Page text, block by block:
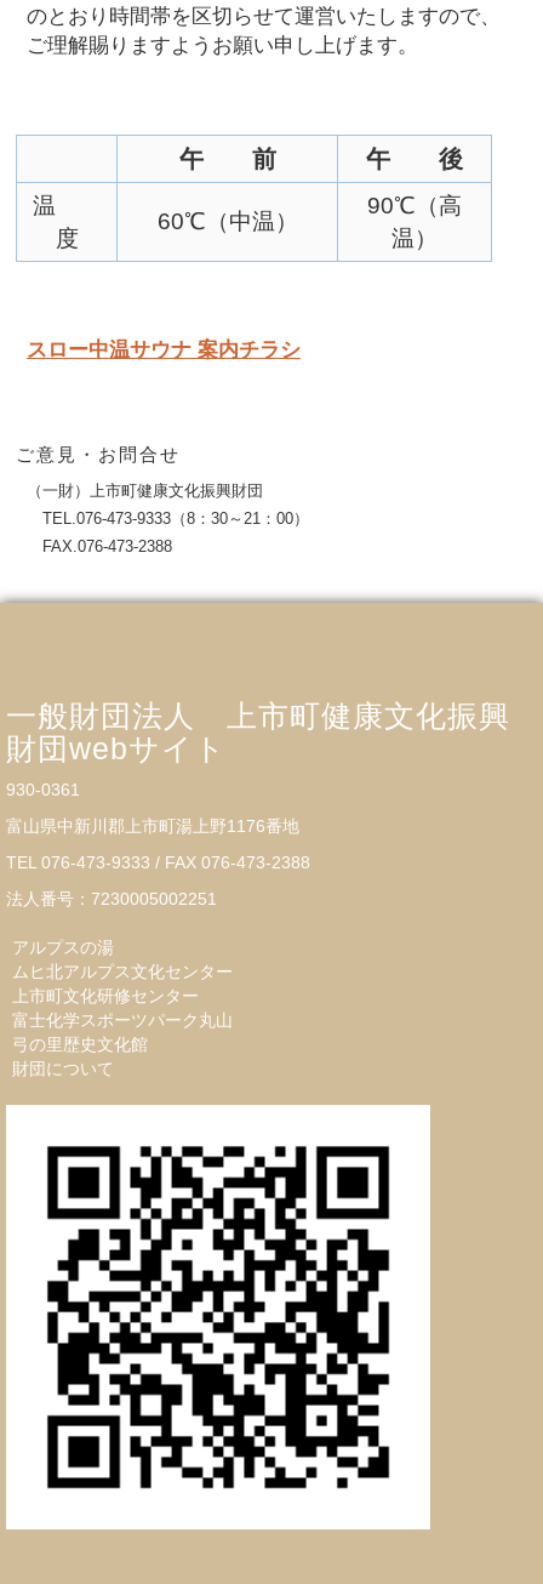
のとおり時間帯を区切らせて運営いたしますので、
ご理解賜りますようお願い申し上げます。
午 前 午 後
温
度
60℃（中温）
90℃（高
温）
スロー中温サウナ 案内チラシ
ご意見・お問合せ
（一財）上市町健康文化振興財団
TEL.076-473-9333（8：30～21：00）
FAX.076-473-2388
一般財団法人 上市町健康文化振興
財団webサイト
930-0361
富山県中新川郡上市町湯上野1176番地
TEL 076-473-9333 / FAX 076-473-2388
法人番号：7230005002251
アルプスの湯
ムヒ北アルプス文化センター
上市町文化研修センター
富士化学スポーツパーク丸山
弓の里歴史文化館
財団について